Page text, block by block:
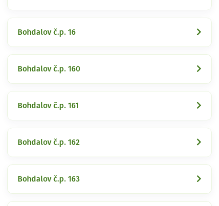
Bohdalov č.p. 16
Bohdalov č.p. 160
Bohdalov č.p. 161
Bohdalov č.p. 162
Bohdalov č.p. 163